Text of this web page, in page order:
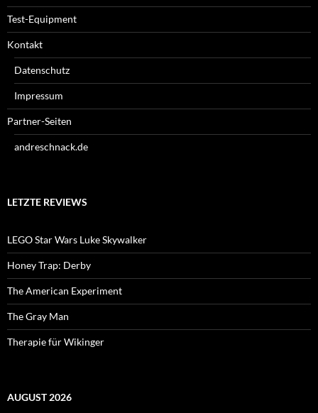
Test-Equipment
Kontakt
Datenschutz
Impressum
Partner-Seiten
andreschnack.de
LETZTE REVIEWS
LEGO Star Wars Luke Skywalker
Honey Trap: Derby
The American Experiment
The Gray Man
Therapie für Wikinger
AUGUST 2026